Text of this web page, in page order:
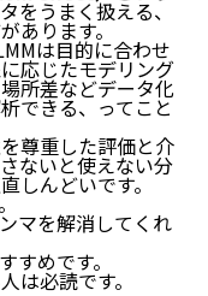
をうまく扱える、
あります。
は目的に合わせ
応じたモデリング
所差などデータ化
できる、ってこと
尊重した評価と介
ないと使えない分
しんどいです。
マを解消してくれ
すめです。
は必読です。